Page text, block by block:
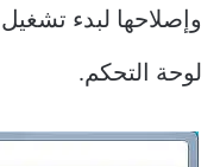
وإصلاحها لبدء
لوحة التحكم.